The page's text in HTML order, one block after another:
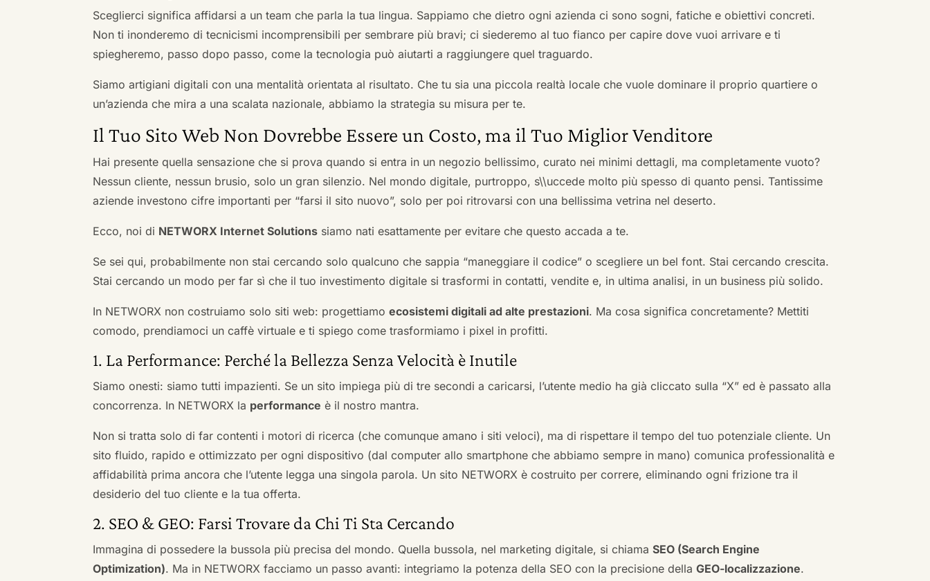
Sceglierci significa affidarsi a un team che parla la tua lingua. Sappiamo che dietro ogni azienda ci sono sogni, fatiche e obiettivi concreti.
Non ti inonderemo di tecnicismi incomprensibili per sembrare più bravi; ci siederemo al tuo fianco per capire dove vuoi arrivare e ti
spiegheremo, passo dopo passo, come la tecnologia può aiutarti a raggiungere quel traguardo.
Siamo artigiani digitali con una mentalità orientata al risultato. Che tu sia una piccola realtà locale che vuole dominare il proprio quartiere o
un’azienda che mira a una scalata nazionale, abbiamo la strategia su misura per te.
Il Tuo Sito Web Non Dovrebbe Essere un Costo, ma il Tuo Miglior Venditore
Hai presente quella sensazione che si prova quando si entra in un negozio bellissimo, curato nei minimi dettagli, ma completamente vuoto?
Nessun cliente, nessun brusio, solo un gran silenzio. Nel mondo digitale, purtroppo, s\\uccede molto più spesso di quanto pensi. Tantissime
aziende investono cifre importanti per “farsi il sito nuovo”, solo per poi ritrovarsi con una bellissima vetrina nel deserto.
Ecco, noi di NETWORX Internet Solutions siamo nati esattamente per evitare che questo accada a te.
Se sei qui, probabilmente non stai cercando solo qualcuno che sappia “maneggiare il codice” o scegliere un bel font. Stai cercando crescita.
Stai cercando un modo per far sì che il tuo investimento digitale si trasformi in contatti, vendite e, in ultima analisi, in un business più solido.
In NETWORX non costruiamo solo siti web: progettiamoecosistemi digitali ad alte prestazioni. Ma cosa significa concretamente? Mettiti
comodo, prendiamoci un caffè virtuale e ti spiego come trasformiamo i pixel in profitti.
1. La Performance: Perché la Bellezza Senza Velocità è Inutile
Siamo onesti: siamo tutti impazienti. Se un sito impiega più di tre secondi a caricarsi, l’utente medio ha già cliccato sulla “X” ed è passato alla
concorrenza. In NETWORX la performance è il nostro mantra.
Non si tratta solo di far contenti i motori di ricerca (che comunque amano i siti veloci), ma di rispettare il tempo del tuo potenziale cliente. Un
sito fluido, rapido e ottimizzato per ogni dispositivo (dal computer allo smartphone che abbiamo sempre in mano) comunica professionalità e
affidabilità prima ancora che l’utente legga una singola parola. Un sito NETWORX è costruito per correre, eliminando ogni frizione tra il
desiderio del tuo cliente e la tua offerta.
2. SEO & GEO: Farsi Trovare da Chi Ti Sta Cercando
Immagina di possedere la bussola più precisa del mondo. Quella bussola, nel marketing digitale, si chiamaSEO (Search Engine
Optimization). Ma in NETWORX facciamo un passo avanti: integriamo la potenza della SEO con la precisione dellaGEO-localizzazione.